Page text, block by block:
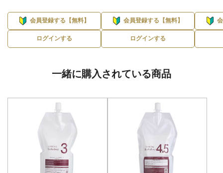
会員登録する【無料】
ログインする
会員登録する【無料】
ログインする
一緒に購入されている商品